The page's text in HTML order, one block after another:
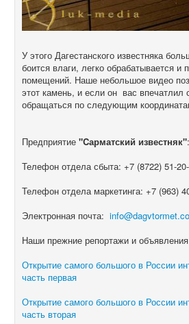
У этого Дагестанского известняка
боится влаги, легко обрабатывается и
помещений. Наше небольшое видео
этот камень, и если он вас впечатлил
обращаться по следующим
Предприятие"Cарматский известняк"
Телефон отдела сбыта: +7 (8722) 51-
Телефон отдела маркетинга: +7 (963)
Электронная почта:
Наши прежние репортажи и
Открытие самого большого в России
часть первая
Открытие самого большого в России
часть вторая